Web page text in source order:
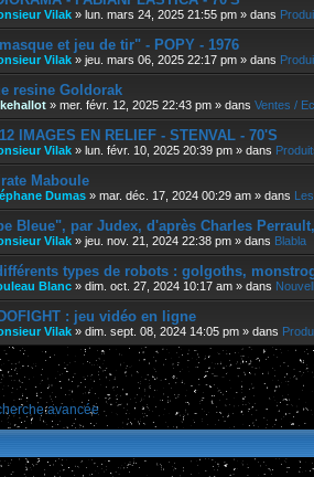
Vilak » lun. mars 24, 2025 21:55 pm » dans
et jeu de tir" - POPY - 1976
Vilak » jeu. mars 06, 2025 22:17 pm » dans
resine Goldorak
» mer. févr. 12, 2025 22:43 pm » dans Ventes /
IMAGES EN RELIEF - STENVAL - 70'S
Vilak » lun. févr. 10, 2025 20:39 pm » dans
Maboule
Dumas » mar. déc. 17, 2024 00:29 am » dans
Bleue", par Judex, d'après Charles
Vilak » jeu. nov. 21, 2024 22:38 pm » dans Blabla
types de robots : golgoths,
Blanc » dim. oct. 27, 2024 10:17 am » dans
: jeu vidéo en ligne
Vilak » dim. sept. 08, 2024 14:05 pm » dans
avancée